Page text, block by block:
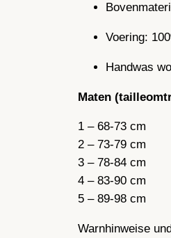
Voering:
Handwas
Maten
1 – 68-73 cm
2 – 73-79 cm
3 – 78-84 cm
4 – 83-90 cm
5 – 89-98 cm
Warnhinweise